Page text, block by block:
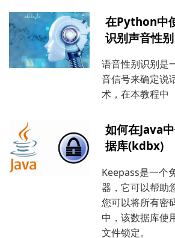
在Python中
识别声音性别
语音性别识别是
音信号来确定说
术，在本教程中
如何在Java
据库(kdbx)
Keepass是一个
器，它可以帮助
您可以将所有密
中，该数据库使
文件锁定。